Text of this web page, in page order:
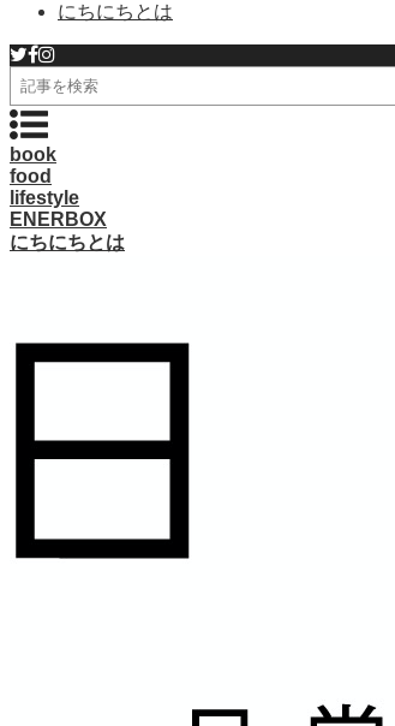
にちにちとは
検
索
book
food
lifestyle
ENERBOX
にちにちとは